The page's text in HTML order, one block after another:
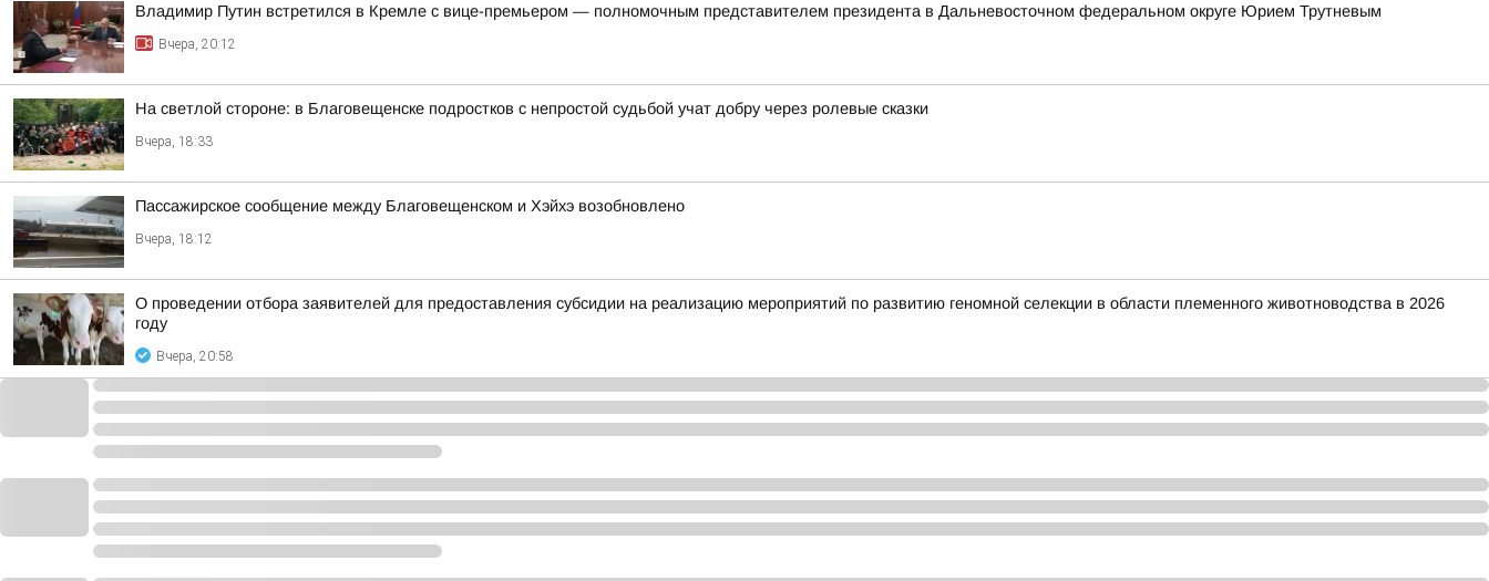
Владимир Путин встретился в Кремле с вице-премьером — полномочным представителем президента в Дальневосточном федеральном округе Юрием Трутневым
Вчера, 20:12
На светлой стороне: в Благовещенске подростков с непростой судьбой учат добру через ролевые сказки
Вчера, 18:33
Пассажирское сообщение между Благовещенском и Хэйхэ возобновлено
Вчера, 18:12
О проведении отбора заявителей для предоставления субсидии на реализацию мероприятий по развитию геномной селекции в области племенного животноводства в 2026
году
Вчера, 20:58